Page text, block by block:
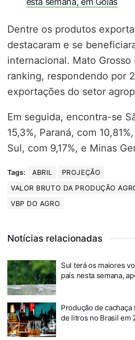
Dentre os produtos
destacaram e se
internacional. Mato Grosso
ranking, respondendo por
exportações do setor
Em seguida, encontra-se
15,3%, Paraná, com
Sul, com 9,17%, e Minas
Tags: ABRIL
PROJEÇÃO
VALOR BRUTO DA PRODUÇÃO
VBP DO AGRO
Notícias relacionadas
Sul terá os maiores
país nesta semana,
Produção de
de litros no Brasil em